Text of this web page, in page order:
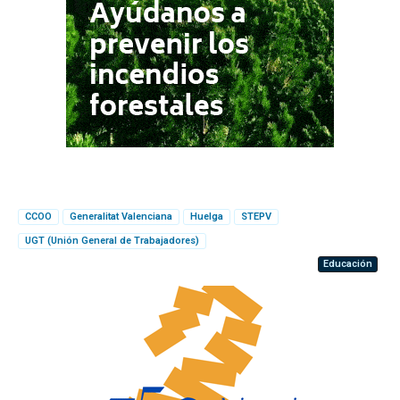
CCOO Generalitat Valenciana Huelga STEPV
UGT (Unión General de Trabajadores)
Educación